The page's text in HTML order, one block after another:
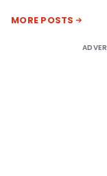
MORE POSTS